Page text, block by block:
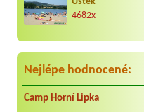
radostně. Děkujeme Vaculovi,
4682x
Nejlépe hodnocené:
Camp Horní Lipka